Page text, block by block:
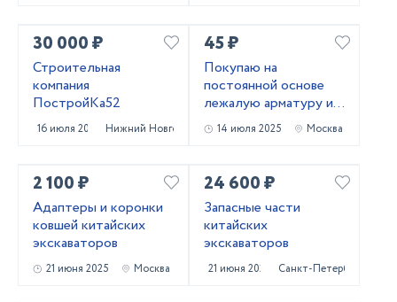
30 000 ₽
Строительная
компания
ПостройКа52
16 июля 2025 Нижний Новгород
45 ₽
Покупаю на
постоянной основе
лежалую арматуру и
металлопрокат!
Самовывоз
14 июля 2025 Москва
2 100 ₽
Адаптеры и коронки
ковшей китайских
экскаваторов
21 июня 2025 Москва
24 600 ₽
Запасные части
китайских
экскаваторов
21 июня 2025 Санкт-Петербург